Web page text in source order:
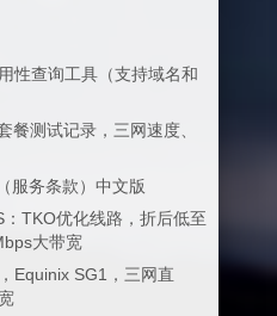
性查询工具（支持域名和
餐测试记录，三网速度、
服务条款）中文版
TKO优化线路，折后低至
大带宽
Equinix SG1，三网直